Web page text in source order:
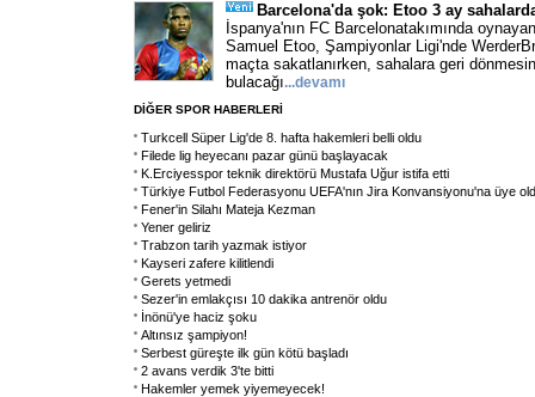
Barcelona'da şok: Etoo 3 ay
İspanya'nın FC Barcelonatakımında
Samuel Etoo, Şampiyonlar Ligi'nde
maçta sakatlanırken, sahalara geri
bulacağı...devamı
DİĞER SPOR HABERLERİ
Turkcell Süper Lig'de 8. hafta hakemleri belli oldu
Filede lig heyecanı pazar günü başlayacak
K.Erciyesspor teknik direktörü Mustafa Uğur istifa etti
Türkiye Futbol Federasyonu UEFA'nın Jira Konvansiyonu'na üye
Fener'in Silahı Mateja Kezman
Yener geliriz
Trabzon tarih yazmak istiyor
Kayseri zafere kilitlendi
Gerets yetmedi
Sezer'in emlakçısı 10 dakika antrenör oldu
İnönü'ye haciz şoku
Altınsız şampiyon!
Serbest güreşte ilk gün kötü başladı
2 avans verdik 3'te bitti
Hakemler yemek yiyemeyecek!